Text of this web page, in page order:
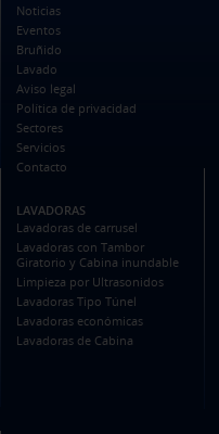
Noticias
Eventos
Bruñido
Lavado
Aviso legal
Política de privacidad
Sectores
Servicios
Contacto
LAVADORAS
Lavadoras de carrusel
Lavadoras con Tambor
Giratorio y Cabina inundable
Limpieza por Ultrasonidos
Lavadoras Tipo Túnel
Lavadoras económicas
Lavadoras de Cabina